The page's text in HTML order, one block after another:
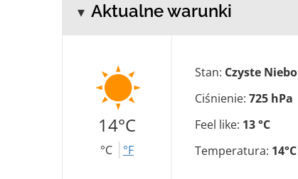
Aktualne warunki
14°C
°C °F
Stan: Czyste Niebo
Ciśnienie: 725 hPa
Feel like: 13 °C
Temperatura: 14°C